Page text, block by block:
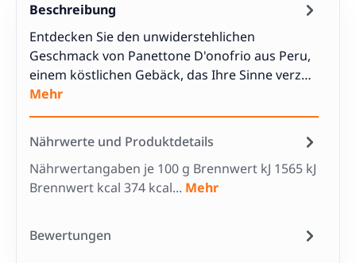
Beschreibung
Entdecken Sie den unwiderstehlichen
Geschmack von Panettone D'onofrio aus Peru,
einem köstlichen Gebäck, das Ihre Sinne verz…
Mehr
Nährwerte und Produktdetails
Nährwertangaben je 100 g Brennwert kJ 1565 kJ
Brennwert kcal 374 kcal... Mehr
Bewertungen